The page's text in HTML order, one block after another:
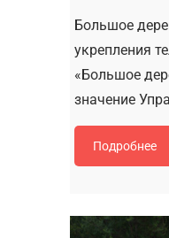
Большое
укрепления
«Большое
значение
Подробнее